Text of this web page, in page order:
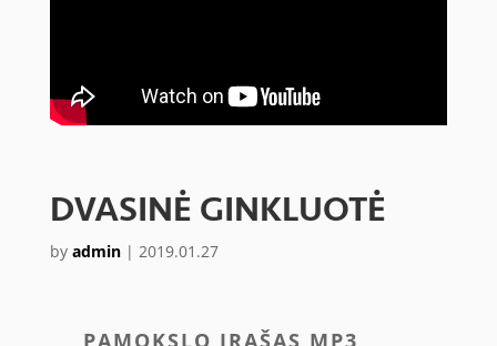
DVASINĖ GINKLUOTĖ
by admin| 2019.01.27
PAMOKSLO ĮRAŠAS MP3